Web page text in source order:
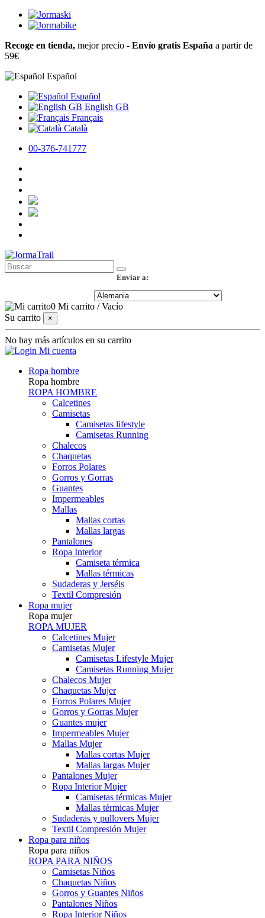
Recoge en tienda, mejor precio - Envío gratis España a partir de
59€
Español
Español
English GB
Français
Català
00-376-741777
Enviar a:
0 Mi carrito /Vacío
Su carrito
×
No hay más artículos en su carrito
Mi cuenta
Ropa hombre
Ropa hombre
ROPA HOMBRE
Calcetines
Camisetas
Camisetas lifestyle
Camisetas Running
Chalecos
Chaquetas
Forros Polares
Gorros y Gorras
Guantes
Impermeables
Mallas
Mallas cortas
Mallas largas
Pantalones
Ropa Interior
Camiseta térmica
Mallas térmicas
Sudaderas y Jerséis
Textil Compresión
Ropa mujer
Ropa mujer
ROPA MUJER
Calcetines Mujer
Camisetas Mujer
Camisetas Lifestyle Mujer
Camisetas Running Mujer
Chalecos Mujer
Chaquetas Mujer
Forros Polares Mujer
Gorros y Gorras Mujer
Guantes mujer
Impermeables Mujer
Mallas Mujer
Mallas cortas Mujer
Mallas largas Mujer
Pantalones Mujer
Ropa Interior Mujer
Camisetas térmicas Mujer
Mallas térmicas Mujer
Sudaderas y pullovers Mujer
Textil Compresión Mujer
Ropa para niños
Ropa para niños
ROPA PARA NIÑOS
Camisetas Niños
Chaquetas Niños
Gorros y Guantes Niños
Pantalones Niños
Ropa Interior Niños